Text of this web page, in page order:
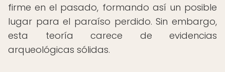
firme en el pasado, formando así un posible
lugar para el paraíso perdido. Sin embargo,
esta teoría carece de evidencias
arqueológicas sólidas.